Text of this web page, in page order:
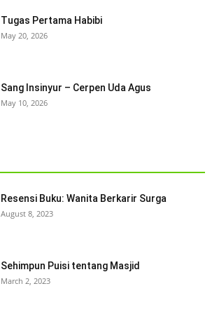
Tugas Pertama Habibi
May 20, 2026
Sang Insinyur – Cerpen Uda Agus
May 10, 2026
Resensi Buku: Wanita Berkarir Surga
August 8, 2023
Sehimpun Puisi tentang Masjid
March 2, 2023